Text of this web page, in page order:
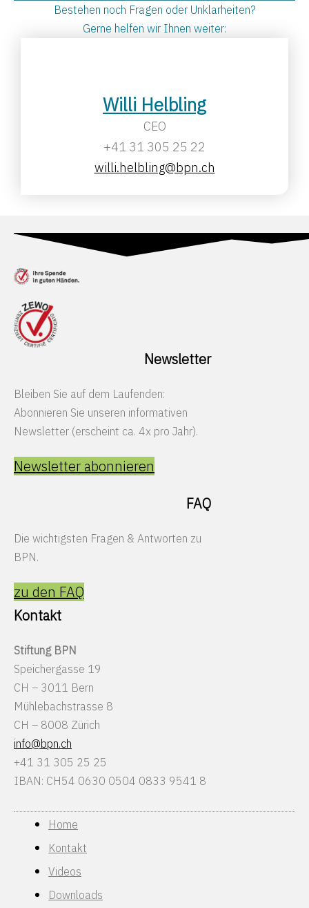
Bestehen noch Fragen oder Unklarheiten?
Gerne helfen wir Ihnen weiter:
Willi Helbling
CEO
+41 31 305 25 22
willi.helbling@bpn.ch
Newsletter
Bleiben Sie auf dem Laufenden:
Abonnieren Sie unseren informativen
Newsletter (erscheint ca. 4x pro Jahr).
Newsletter abonnieren
FAQ
Die wichtigsten Fragen & Antworten zu
BPN.
zu den FAQ
Kontakt
Stiftung BPN
Speichergasse 19
CH – 3011 Bern
Mühlebachstrasse 8
CH – 8008 Zürich
info@bpn.ch
+41 31 305 25 25
IBAN: CH54 0630 0504 0833 9541 8
Home
Kontakt
Videos
Downloads